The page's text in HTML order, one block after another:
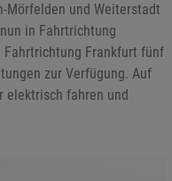
Mörfelden und Weiterstadt
in Fahrtrichtung
Frankfurt fünf
zur Verfügung. Auf
elektrisch fahren und